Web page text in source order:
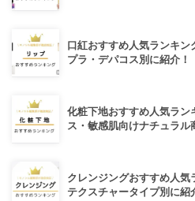
口紅おすすめ人気ランキ
プラ・デパコス別に紹介！
化粧下地おすすめ人気ラン
ス・敏感肌向けナチュラル
クレンジングおすすめ人
テクスチャータイプ別に紹